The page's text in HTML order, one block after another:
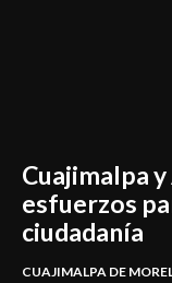
Cuajimalpa
esfuerzos
ciudadanía
CUAJIMALPA DE